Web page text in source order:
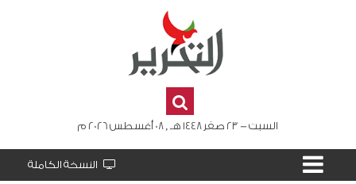
السبت - 23 صفر 1448 هـ , 08 أغسطس 2026 م
النسخة الكاملة